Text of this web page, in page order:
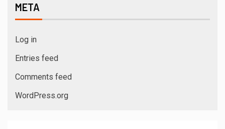
META
Log in
Entries feed
Comments feed
WordPress.org